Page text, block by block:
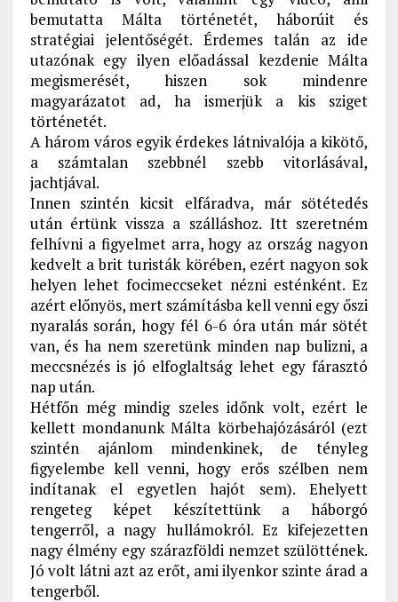
bemutatta Málta történetét, háborúit és
stratégiai jelentőségét. Érdemes talán az ide
utazónak egy ilyen előadással kezdenie Málta
megismerését, hiszen sok mindenre
magyarázatot ad, ha ismerjük a kis sziget
történetét.
A három város egyik érdekes látnivalója a kikötő,
a számtalan szebbnél szebb vitorlásával,
jachtjával.
Innen szintén kicsit elfáradva, már sötétedés
után értünk vissza a szálláshoz. Itt szeretném
felhívni a figyelmet arra, hogy az ország nagyon
kedvelt a brit turisták körében, ezért nagyon sok
helyen lehet focimeccseket nézni esténként. Ez
azért előnyös, mert számításba kell venni egy őszi
nyaralás során, hogy fél 6-6 óra után már sötét
van, és ha nem szeretünk minden nap bulizni, a
meccsnézés is jó elfoglaltság lehet egy fárasztó
nap után.
Hétfőn még mindig szeles időnk volt, ezért le
kellett mondanunk Málta körbehajózásáról (ezt
szintén ajánlom mindenkinek, de tényleg
figyelembe kell venni, hogy erős szélben nem
indítanak el egyetlen hajót sem). Ehelyett
rengeteg képet készítettünk a háborgó
tengerről, a nagy hullámokról. Ez kifejezetten
nagy élmény egy szárazföldi nemzet szülöttének.
Jó volt látni azt az erőt, ami ilyenkor szinte árad a
tengerből.